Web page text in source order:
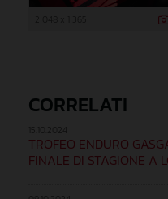
CORRELATI
TROFEO ENDURO
FINALE DI STAGIONE A